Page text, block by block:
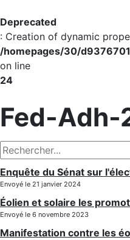
Deprecated
: Creation of dynamic
/homepages/30/
on line
24
Fed-
Enquête du Sénat sur
Envoyé le 21 janvier 2024
Éolien et solaire les
Envoyé le 6 novembre 2023
Manifestation contre les